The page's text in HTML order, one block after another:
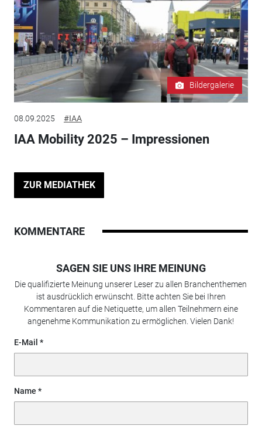
Bildergalerie
08.09.2025 #IAA
IAA Mobility 2025 – Impressionen
ZUR MEDIATHEK
KOMMENTARE
SAGEN SIE UNS IHRE MEINUNG
Die qualifizierte Meinung unserer Leser zu allen Branchenthemen
ist ausdrücklich erwünscht. Bitte achten Sie bei Ihren
Kommentaren auf die Netiquette, um allen Teilnehmern eine
angenehme Kommunikation zu ermöglichen. Vielen Dank!
E-Mail
Name